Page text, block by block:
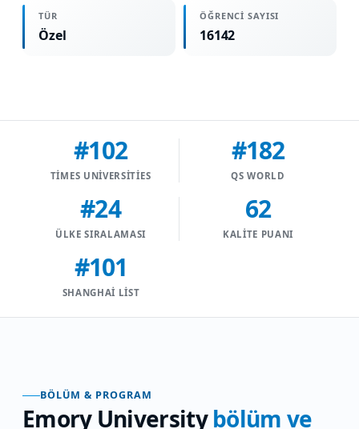
TÜR
Özel
ÖĞRENCI SAYISI
16142
#102
TIMES UNIVERSITIES
#182
QS WORLD
#24
ÜLKE SIRALAMASI
62
KALITE PUANI
#101
SHANGHAI LIST
BÖLÜM & PROGRAM
Emory University bölüm ve